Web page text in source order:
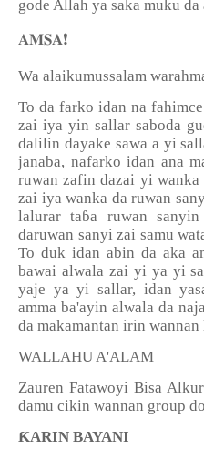
gode Allah ya saka muku
𝐀𝐌𝐒𝐀❗
Wa alaikumussalam
To da farko idan na
zai iya yin sallar saboda
dalilin dayake sawa a yi
janaba, nafarko idan ana
ruwan zafin dazai yi wanka
zai iya wanka da ruwan
lalurar taɓa ruwan
daruwan sanyi zai samu
To duk idan abin da aka
bawai alwala zai yi ya yi
yaje ya yi sallar, idan
amma ba'ayin alwala da
da makamantan irin
WALLAHU A'ALAM
Zauren Fatawoyi Bisa
damu cikin wannan group
ƘARIN BAYANI